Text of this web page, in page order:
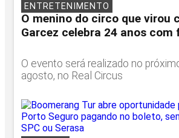
ENTRETENIMENTO
O menino do circo que virou
Garcez celebra 24 anos com
O evento será realizado no
agosto, no Real Circus